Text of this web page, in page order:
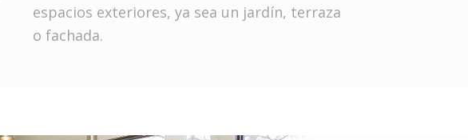
espacios exteriores, ya sea un jardín, terraza
o fachada.